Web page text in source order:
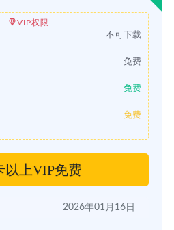
VIP权限
不可下载
免费
免费
免费
以上VIP免费
2026年01月16日